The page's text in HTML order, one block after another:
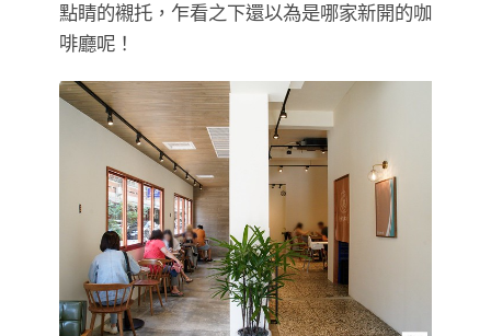
點睛的襯托，乍看之下還以為是哪家新開的咖
啡廳呢！